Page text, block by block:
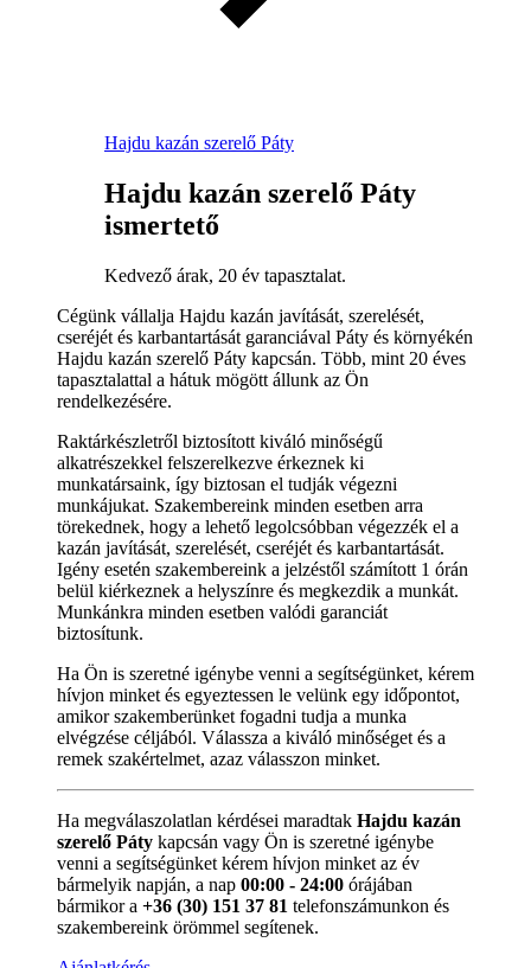
Hajdu kazán szerelő Páty
Hajdu kazán szerelő Páty
ismertető
Kedvező árak, 20 év tapasztalat.
Cégünk vállalja Hajdu kazán javítását, szerelését,
cseréjét és karbantartását garanciával Páty és környékén
Hajdu kazán szerelő Páty kapcsán. Több, mint 20 éves
tapasztalattal a hátuk mögött állunk az Ön
rendelkezésére.
Raktárkészletről biztosított kiváló minőségű
alkatrészekkel felszerelkezve érkeznek ki
munkatársaink, így biztosan el tudják végezni
munkájukat. Szakembereink minden esetben arra
törekednek, hogy a lehető legolcsóbban végezzék el a
kazán javítását, szerelését, cseréjét és karbantartását.
Igény esetén szakembereink a jelzéstől számított 1 órán
belül kiérkeznek a helyszínre és megkezdik a munkát.
Munkánkra minden esetben valódi garanciát
biztosítunk.
Ha Ön is szeretné igénybe venni a segítségünket, kérem
hívjon minket és egyeztessen le velünk egy időpontot,
amikor szakemberünket fogadni tudja a munka
elvégzése céljából. Válassza a kiváló minőséget és a
remek szakértelmet, azaz válasszon minket.
Ha megválaszolatlan kérdései maradtak Hajdu kazán
szerelő Páty kapcsán vagy Ön is szeretné igénybe
venni a segítségünket kérem hívjon minket az év
bármelyik napján, a nap 00:00 - 24:00 órájában
bármikor a +36 (30) 151 37 81 telefonszámunkon és
szakembereink örömmel segítenek.